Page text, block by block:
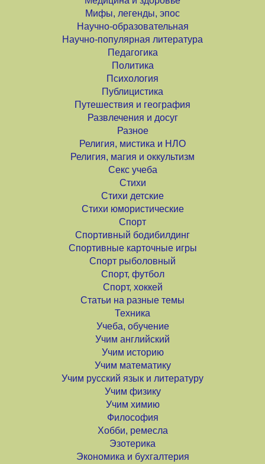
Мифы, легенды, эпос
Научно-образовательная
Научно-популярная литература
Педагогика
Политика
Психология
Публицистика
Путешествия и география
Развлечения и досуг
Разное
Религия, мистика и НЛО
Религия, магия и оккультизм
Секс учеба
Стихи
Стихи детские
Стихи юмористические
Спорт
Спортивный бодибилдинг
Спортивные карточные игры
Спорт рыболовный
Спорт, футбол
Спорт, хоккей
Статьи на разные темы
Техника
Учеба, обучение
Учим английский
Учим историю
Учим математику
Учим русский язык и литературу
Учим физику
Учим химию
Философия
Хобби, ремесла
Эзотерика
Экономика и бухгалтерия